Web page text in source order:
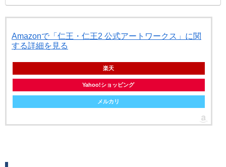
Amazonで「仁王・仁王2 公式アートワークス」に関
する詳細を見る
楽天
Yahoo!ショッピング
メルカリ